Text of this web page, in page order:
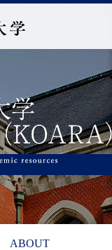
ABOUT